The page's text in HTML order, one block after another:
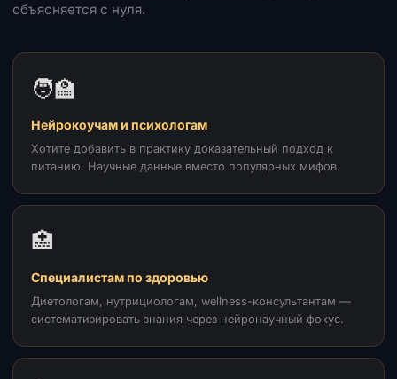
объясняется с нуля.
🧑‍🏫
Нейрокоучам и психологам
Хотите добавить в практику доказательный подход к
питанию. Научные данные вместо популярных мифов.
🏥
Специалистам по здоровью
Диетологам, нутрициологам, wellness-консультантам —
систематизировать знания через нейронаучный фокус.